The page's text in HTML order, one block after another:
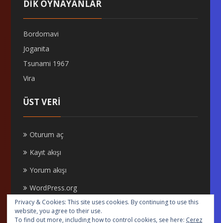
DİK OYNAYANLAR
Bordomavi
Joganita
Tsunami 1967
Vira
ÜST VERI
Oturum aç
Kayıt akışı
Yorum akışı
WordPress.org
Privacy & Cookies: This site uses cookies. By continuing to use this
website, you agree to their use.
To find out more, including how to control cookies, see here: Çerez